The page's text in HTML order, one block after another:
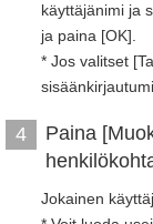
käyttäjänimi ja
ja paina [OK].
* Jos valitset
4 Paina
Jokainen